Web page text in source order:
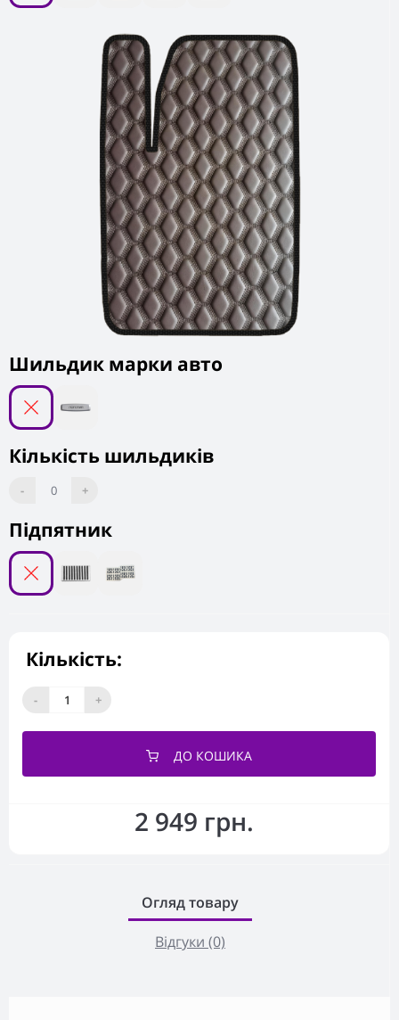
2 949 грн.
Підпятник
Шильдик марки авто
Кількість шильдиків
- 0 +
Кількість:
- +
ДО КОШИКА
Огляд товару
Відгуки (0)